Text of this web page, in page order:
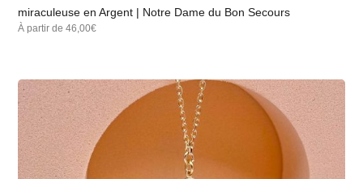
miraculeuse en Argent | Notre Dame du Bon Secours
À partir de 46,00€